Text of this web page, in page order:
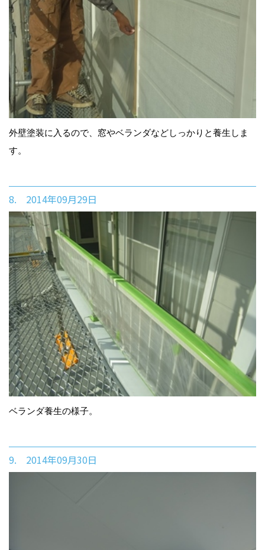
外壁塗装に入るので、窓やベランダなどしっかりと養生しま
す。
8. 2014年09月29日
ベランダ養生の様子。
9. 2014年09月30日